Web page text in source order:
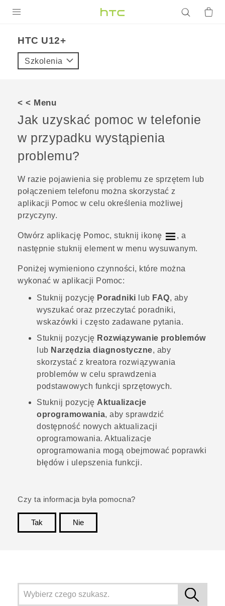
VIVE
VIVERSE
POMOC TECHNICZNA
Urządzenia i akcesoria HTC
Zaloguj się
HTC U12+‎
Szkolenia
< < Menu
Jak uzyskać pomoc w telefonie
w przypadku wystąpienia
problemu?
W razie pojawienia się problemu ze sprzętem lub
połączeniem telefonu można skorzystać z
aplikacji Pomoc w celu określenia możliwej
przyczyny.
Otwórz aplikację Pomoc, stuknij ikonę
, a
następnie stuknij element w menu wysuwanym.
Poniżej wymieniono czynności, które można
wykonać w aplikacji Pomoc:
Stuknij pozycję Poradniki lub FAQ, aby
wyszukać oraz przeczytać poradniki,
wskazówki i często zadawane pytania.
Stuknij pozycję Rozwiązywanie problemów
lub Narzędzia diagnostyczne, aby
skorzystać z kreatora rozwiązywania
problemów w celu sprawdzenia
podstawowych funkcji sprzętowych.
Stuknij pozycję Aktualizacje
oprogramowania, aby sprawdzić
dostępność nowych aktualizacji
oprogramowania. Aktualizacje
oprogramowania mogą obejmować poprawki
błędów i ulepszenia funkcji.
Czy ta informacja była pomocna?
Tak
Nie